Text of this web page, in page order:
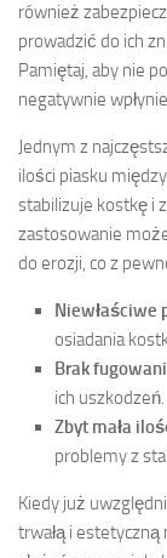
również
prowadzić do ich
Pamiętaj, aby nie
negatywnie
Jednym z
ilości piasku
stabilizuje kostkę i
zastosowanie
do erozji, co z
Niewłaściwe
osiadania
Brak
ich uszkodzeń.
Zbyt mała
problemy z
Kiedy już
trwałą i